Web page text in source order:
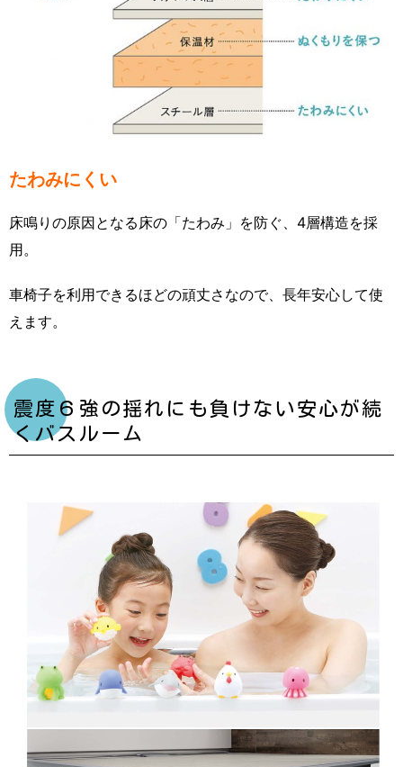
たわみにくい
床鳴りの原因となる床の「たわみ」を防ぐ、4層構造を採
用。
車椅子を利用できるほどの頑丈さなので、長年安心して使
えます。
震度６強の揺れにも負けない安心が続
くバスルーム